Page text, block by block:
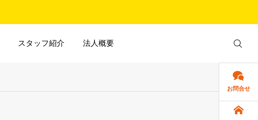
スタッフ紹介 法人概要
お問合せ